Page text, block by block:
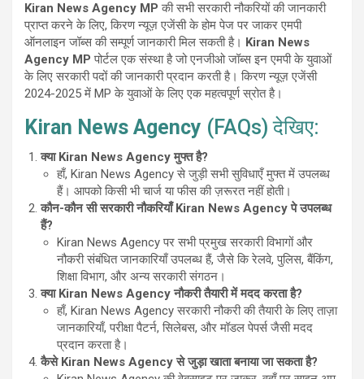
Kiran News Agency MP की सभी सरकारी नौकरियों की जानकारी
प्राप्त करने के लिए, किरण न्यूज़ एजेंसी के होम पेज पर जाकर एमपी
ऑनलाइन जॉब्स की सम्पूर्ण जानकारी मिल सकती है। Kiran News
Agency MP पोर्टल एक संस्था है जो एनजीओ जॉब्स इन एमपी के युवाओं
के लिए सरकारी पदों की जानकारी प्रदान करती है। किरण न्यूज़ एजेंसी
2024-2025 में MP के युवाओं के लिए एक महत्वपूर्ण स्रोत है।
Kiran News Agency (FAQs) देखिए:
क्या Kiran News Agency मुफ्त है?
हाँ, Kiran News Agency से जुड़ी सभी सुविधाएँ मुफ्त में उपलब्ध
हैं। आपको किसी भी चार्ज या फीस की ज़रूरत नहीं होती।
कौन-कौन सी सरकारी नौकरियाँ Kiran News Agency पे उपलब्ध
हैं?
Kiran News Agency पर सभी प्रमुख सरकारी विभागों और
नौकरी संबंधित जानकारियाँ उपलब्ध हैं, जैसे कि रेलवे, पुलिस, बैंकिंग,
शिक्षा विभाग, और अन्य सरकारी संगठन।
क्या Kiran News Agency नौकरी तैयारी में मदद करता है?
हाँ, Kiran News Agency सरकारी नौकरी की तैयारी के लिए ताज़ा
जानकारियाँ, परीक्षा पैटर्न, सिलेबस, और मॉडल पेपर्स जैसी मदद
प्रदान करता है।
कैसे Kiran News Agency से जुड़ा खाता बनाया जा सकता है?